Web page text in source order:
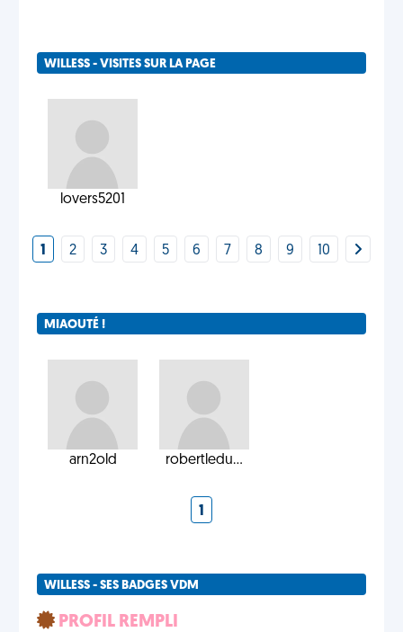
WILLESS - VISITES SUR LA PAGE
lovers5201
1 2 3 4 5 6 7 8 9 10
MIAOUTÉ !
arn2old robertledu...
1
WILLESS - SES BADGES VDM
PROFIL REMPLI